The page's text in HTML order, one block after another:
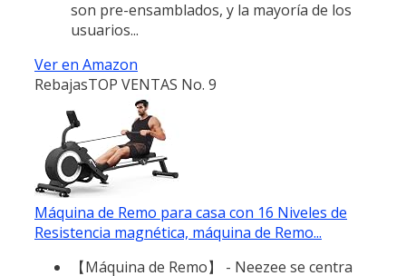
son pre-ensamblados, y la mayoría de los
usuarios...
Ver en Amazon
RebajasTOP VENTAS No. 9
Máquina de Remo para casa con 16 Niveles de
Resistencia magnética, máquina de Remo...
【Máquina de Remo】 - Neezee se centra